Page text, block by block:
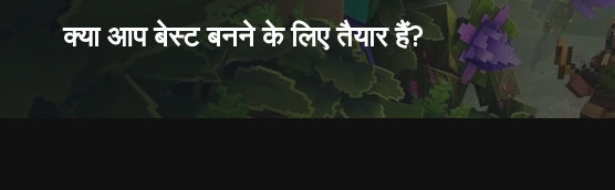
क्या आप बेस्ट बनने के लिए तैयार हैं?